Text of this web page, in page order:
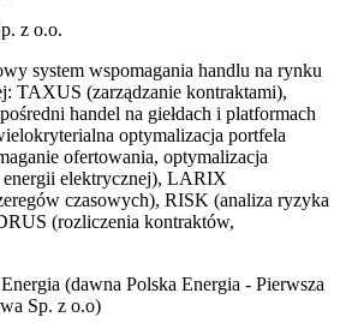
z o.o.
system wspomagania handlu na rynku
TAXUS (zarządzanie kontraktami),
handel na giełdach i platformach
optymalizacja portfela
ofertowania, optymalizacja
energii elektrycznej), LARIX
czasowych), RISK (analiza ryzyka
(rozliczenia kontraktów,
(dawna Polska Energia - Pierwsza
Sp. z o.o)